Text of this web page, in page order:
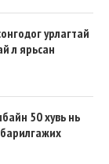
урлагтай
л ярьсан
50 хувь нь